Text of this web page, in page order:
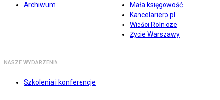
Archiwum
Mała księgowość
Kancelarierp.pl
Wieści Rolnicze
Życie Warszawy
NASZE WYDARZENIA
Szkolenia i konferencje